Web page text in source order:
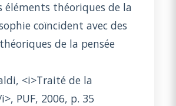
éléments théoriques de la
coïncident avec des
de la pensée
<i>Traité de la
PUF, 2006, p. 35